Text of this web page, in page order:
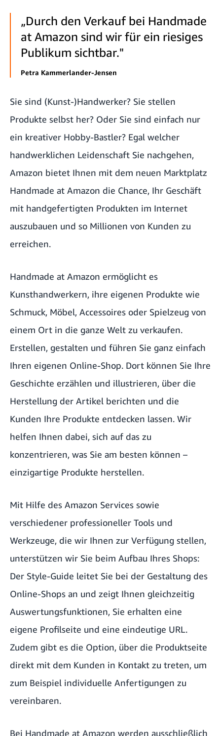
„Durch den Verkauf bei Handmade
at Amazon sind wir für ein riesiges
Publikum sichtbar."
Petra Kammerlander-Jensen
Sie sind (Kunst-)Handwerker? Sie stellen
Produkte selbst her? Oder Sie sind einfach nur
ein kreativer Hobby-Bastler? Egal welcher
handwerklichen Leidenschaft Sie nachgehen,
Amazon bietet Ihnen mit dem neuen Marktplatz
Handmade at Amazon die Chance, Ihr Geschäft
mit handgefertigten Produkten im Internet
auszubauen und so Millionen von Kunden zu
erreichen.
Handmade at Amazon ermöglicht es
Kunsthandwerkern, ihre eigenen Produkte wie
Schmuck, Möbel, Accessoires oder Spielzeug von
einem Ort in die ganze Welt zu verkaufen.
Erstellen, gestalten und führen Sie ganz einfach
Ihren eigenen Online-Shop. Dort können Sie Ihre
Geschichte erzählen und illustrieren, über die
Herstellung der Artikel berichten und die
Kunden Ihre Produkte entdecken lassen. Wir
helfen Ihnen dabei, sich auf das zu
konzentrieren, was Sie am besten können –
einzigartige Produkte herstellen.
Mit Hilfe des Amazon Services sowie
verschiedener professioneller Tools und
Werkzeuge, die wir Ihnen zur Verfügung stellen,
unterstützen wir Sie beim Aufbau Ihres Shops:
Der Style-Guide leitet Sie bei der Gestaltung des
Online-Shops an und zeigt Ihnen gleichzeitig
Auswertungsfunktionen, Sie erhalten eine
eigene Profilseite und eine eindeutige URL.
Zudem gibt es die Option, über die Produktseite
direkt mit dem Kunden in Kontakt zu treten, um
zum Beispiel individuelle Anfertigungen zu
vereinbaren.
Bei Handmade at Amazon werden ausschließlich